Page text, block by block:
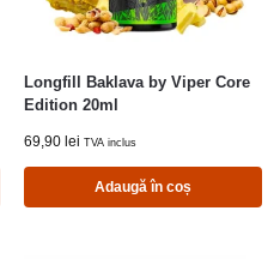
Longfill Baklava by Viper Core
Edition 20ml
69,90 lei TVA inclus
Adaugă în coș